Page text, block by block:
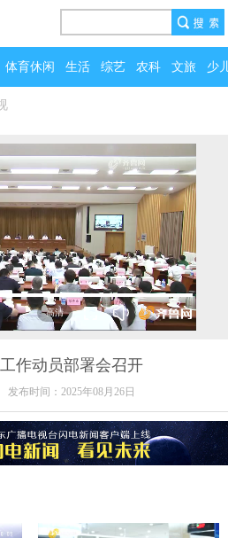
体育休闲 生活 综艺 农科 文旅 少
作动员部署会召开
时间：2025年08月26日